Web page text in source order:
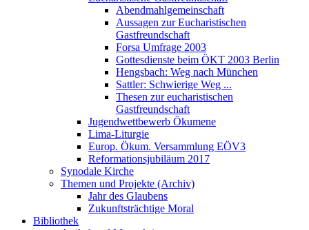
Abendmahlgemeinschaft
Aussagen zur Eucharistischen
Gastfreundschaft
Forsa Umfrage 2003
Gottesdienste beim ÖKT 2003 Berlin
Hengsbach: Weg nach München
Sattler: Schwierige Weg ...
Thesen zur eucharistischen
Gastfreundschaft
Jugendwettbewerb Ökumene
Lima-Liturgie
Europ. Ökum. Versammlung EÖV3
Reformationsjubiläum 2017
Synodale Kirche
Themen und Projekte (Archiv)
Jahr des Glaubens
Zukunftsträchtige Moral
Bibliothek